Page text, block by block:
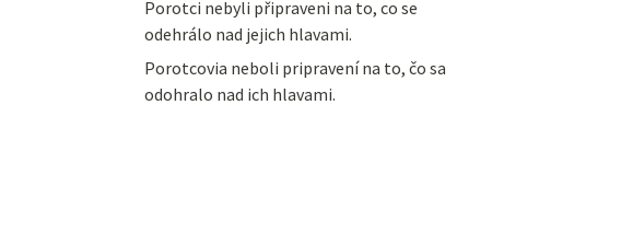
Porotci nebyli připraveni na to, co se
odehrálo nad jejich hlavami.
Porotcovia neboli pripravení na to, čo sa
odohralo nad ich hlavami.